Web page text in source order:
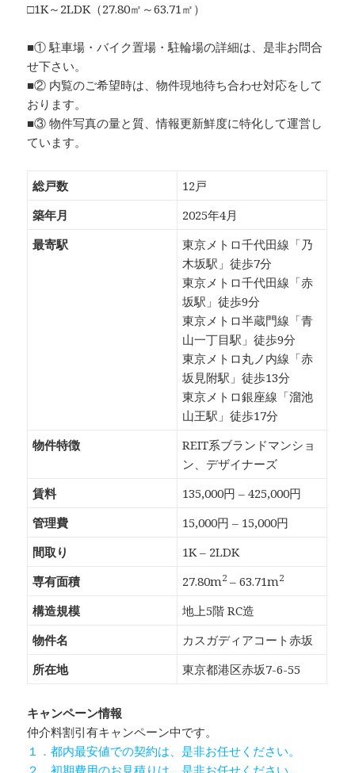
□1K～2LDK（27.80㎡～63.71㎡）
■① 駐車場・バイク置場・駐輪場の詳細は、是非お問合
せ下さい。
■② 内覧のご希望時は、物件現地待ち合わせ対応をして
おります。
■③ 物件写真の量と質、情報更新鮮度に特化して運営し
ています。
総戸数
12戸
築年月
2025年4月
最寄駅
東京メトロ千代田線「乃
木坂駅」徒歩7分
東京メトロ千代田線「赤
坂駅」徒歩9分
東京メトロ半蔵門線「青
山一丁目駅」徒歩9分
東京メトロ丸ノ内線「赤
坂見附駅」徒歩13分
東京メトロ銀座線「溜池
山王駅」徒歩17分
物件特徴
REIT系ブランドマンショ
ン、デザイナーズ
賃料
135,000円 – 425,000円
管理費
15,000円 – 15,000円
間取り
1K – 2LDK
専有面積
27.80m2 – 63.71m2
構造規模
地上5階 RC造
物件名
カスガディアコート赤坂
所在地
東京都港区赤坂7-6-55
キャンペーン情報
仲介料割引有キャンペーン中です。
１．都内最安値での契約は、是非お任せください。